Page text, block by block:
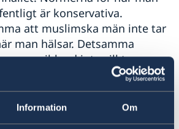
Information Om
och katastrofer
sedvänjor
säkerhet
är konservativa.
att muslimska män inte tar
man hälsar. Detsamma
som ibland inte vill ta
hand.
utan handskakning är det
höger hand över hjärtat.
sig yngre de äldre och